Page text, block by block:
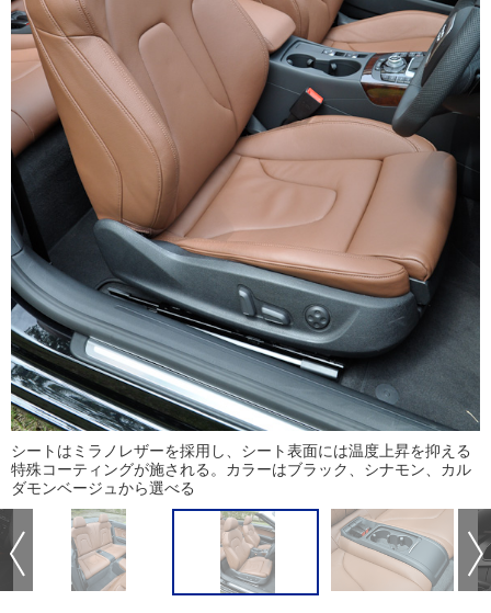
シートはミラノレザーを採用し、シート表面には温度上昇を抑える
特殊コーティングが施される。カラーはブラック、シナモン、カル
ダモンベージュから選べる